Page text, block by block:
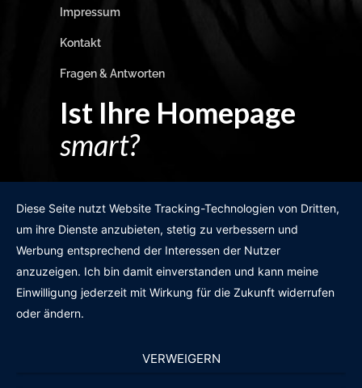
Impressum
Kontakt
Fragen & Antworten
Ist Ihre Homepage
smart?
GRATIS WEBSITE-CHECK
Diese Seite nutzt Website Tracking-Technologien von Dritten,
um ihre Dienste anzubieten, stetig zu verbessern und
Werbung entsprechend der Interessen der Nutzer
anzuzeigen. Ich bin damit einverstanden und kann meine
Einwilligung jederzeit mit Wirkung für die Zukunft widerrufen
oder ändern.
VERWEIGERN